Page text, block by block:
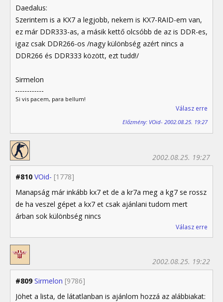
Daedalus:
Szerintem is a KX7 a legjobb, nekem is KX7-RAID-em van,
ez már DDR333-as, a másik kettő olcsóbb de az is DDR-es,
igaz csak DDR266-os /nagy különbség azért nincs a
DDR266 és DDR333 között, ezt tudd!/
Sirmelon
Si vis pacem, para bellum!
Válasz erre
Előzmény: VOid- 2002.08.25. 19:27
#810 VOid- [1778]
2002.08.25. 19:27
Manapság már inkább kx7 et de a kr7a meg a kg7 se rossz
de ha veszel gépet a kx7 et csak ajánlani tudom mert
árban sok különbség nincs
Válasz erre
#809 Sirmelon [9786]
2002.08.25. 19:22
Jöhet a lista, de látatlanban is ajánlom hozzá az alábbiakat: